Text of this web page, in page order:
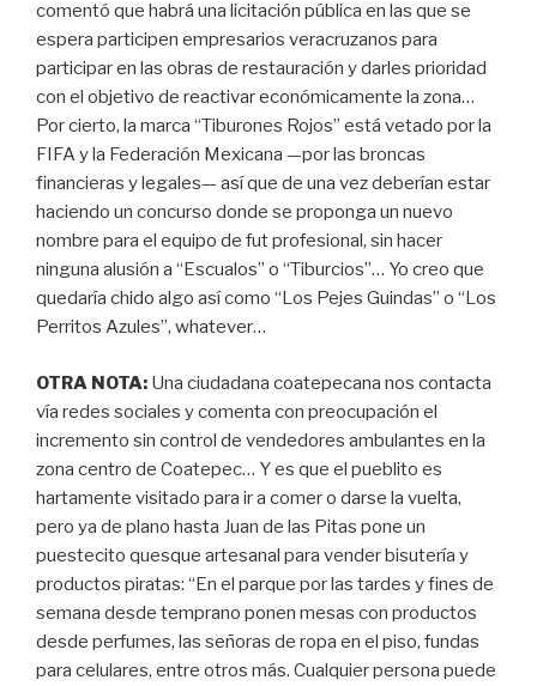
comentó que habrá una licitación pública en las que se
espera participen empresarios veracruzanos para
participar en las obras de restauración y darles prioridad
con el objetivo de reactivar económicamente la zona…
Por cierto, la marca “Tiburones Rojos” está vetado por la
FIFA y la Federación Mexicana —por las broncas
financieras y legales— así que de una vez deberían estar
haciendo un concurso donde se proponga un nuevo
nombre para el equipo de fut profesional, sin hacer
ninguna alusión a “Escualos” o “Tiburcios”… Yo creo que
quedaría chido algo así como “Los Pejes Guindas” o “Los
Perritos Azules”, whatever…
OTRA NOTA: Una ciudadana coatepecana nos contacta
vía redes sociales y comenta con preocupación el
incremento sin control de vendedores ambulantes en la
zona centro de Coatepec… Y es que el pueblito es
hartamente visitado para ir a comer o darse la vuelta,
pero ya de plano hasta Juan de las Pitas pone un
puestecito quesque artesanal para vender bisutería y
productos piratas: “En el parque por las tardes y fines de
semana desde temprano ponen mesas con productos
desde perfumes, las señoras de ropa en el piso, fundas
para celulares, entre otros más. Cualquier persona puede